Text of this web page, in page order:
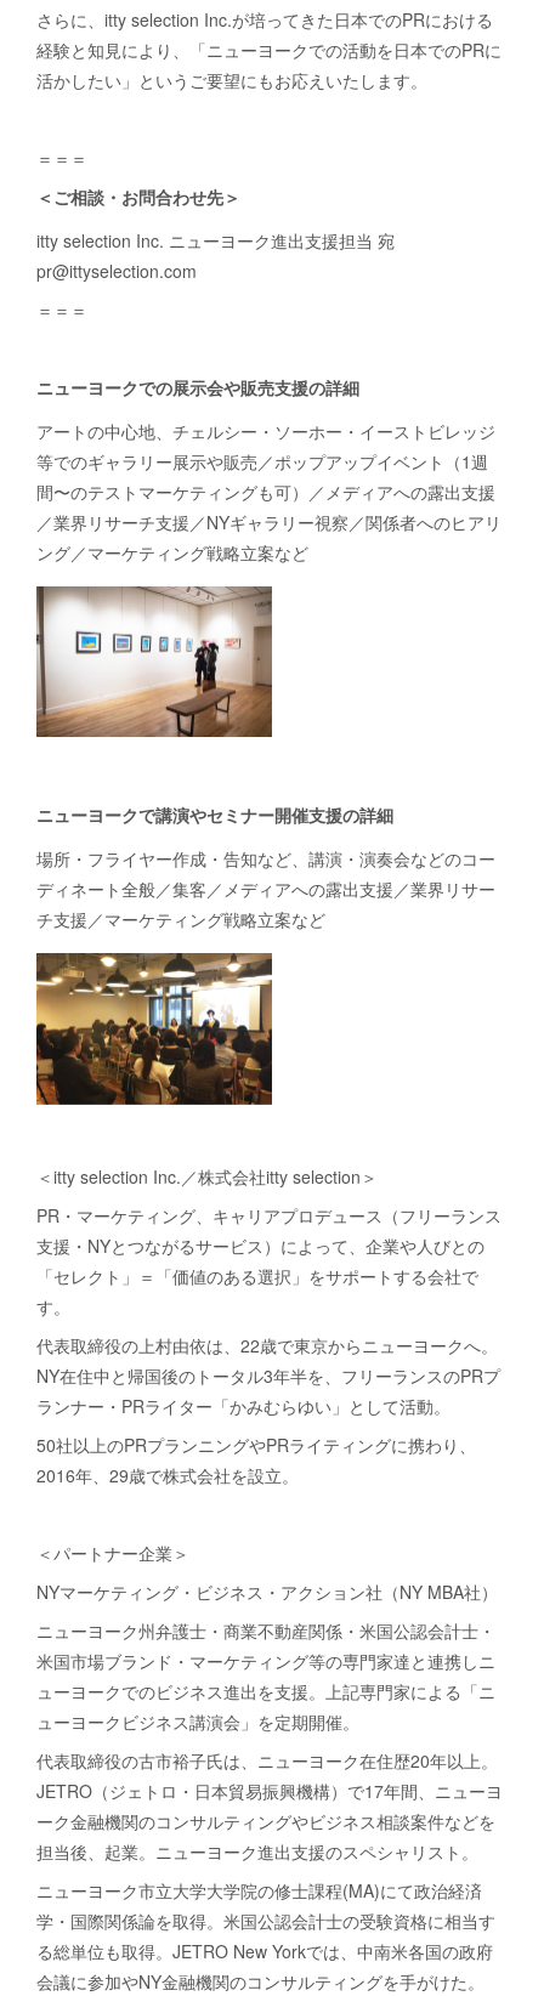
さらに、itty selection Inc.が培ってきた日本でのPRにおける
経験と知見により、「ニューヨークでの活動を日本でのPRに
活かしたい」というご要望にもお応えいたします。
＝＝＝
＜ご相談・お問合わせ先＞
itty selection Inc. ニューヨーク進出支援担当 宛
pr@ittyselection.com
＝＝＝
ニューヨークでの展示会や販売支援の詳細
アートの中心地、チェルシー・ソーホー・イーストビレッジ
等でのギャラリー展示や販売／ポップアップイベント（1週
間〜のテストマーケティングも可）／メディアへの露出支援
／業界リサーチ支援／NYギャラリー視察／関係者へのヒアリ
ング／マーケティング戦略立案など
ニューヨークで講演やセミナー開催支援の詳細
場所・フライヤー作成・告知など、講演・演奏会などのコー
ディネート全般／集客／メディアへの露出支援／業界リサー
チ支援／マーケティング戦略立案など
＜itty selection Inc.／株式会社itty selection＞
PR・マーケティング、キャリアプロデュース（フリーランス
支援・NYとつながるサービス）によって、企業や人びとの
「セレクト」＝「価値のある選択」をサポートする会社で
す。
代表取締役の上村由依は、22歳で東京からニューヨークへ。
NY在住中と帰国後のトータル3年半を、フリーランスのPRプ
ランナー・PRライター「かみむらゆい」として活動。
50社以上のPRプランニングやPRライティングに携わり、
2016年、29歳で株式会社を設立。
＜パートナー企業＞
NYマーケティング・ビジネス・アクション社（NY MBA社）
ニューヨーク州弁護士・商業不動産関係・米国公認会計士・
米国市場ブランド・マーケティング等の専門家達と連携しニ
ューヨークでのビジネス進出を支援。上記専門家による「ニ
ューヨークビジネス講演会」を定期開催。
代表取締役の古市裕子氏は、ニューヨーク在住歴20年以上。
JETRO（ジェトロ・日本貿易振興機構）で17年間、ニューヨ
ーク金融機関のコンサルティングやビジネス相談案件などを
担当後、起業。ニューヨーク進出支援のスペシャリスト。
ニューヨーク市立大学大学院の修士課程(MA)にて政治経済
学・国際関係論を取得。米国公認会計士の受験資格に相当す
る総単位も取得。JETRO New Yorkでは、中南米各国の政府
会議に参加やNY金融機関のコンサルティングを手がけた。